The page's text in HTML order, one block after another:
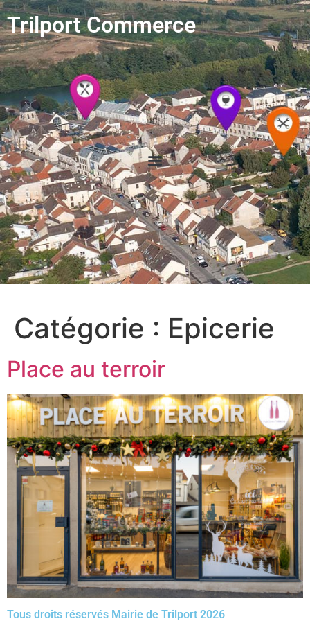
Trilport Commerce
Catégorie : Epicerie
Place au terroir
Tous droits réservés Mairie de Trilport 2026